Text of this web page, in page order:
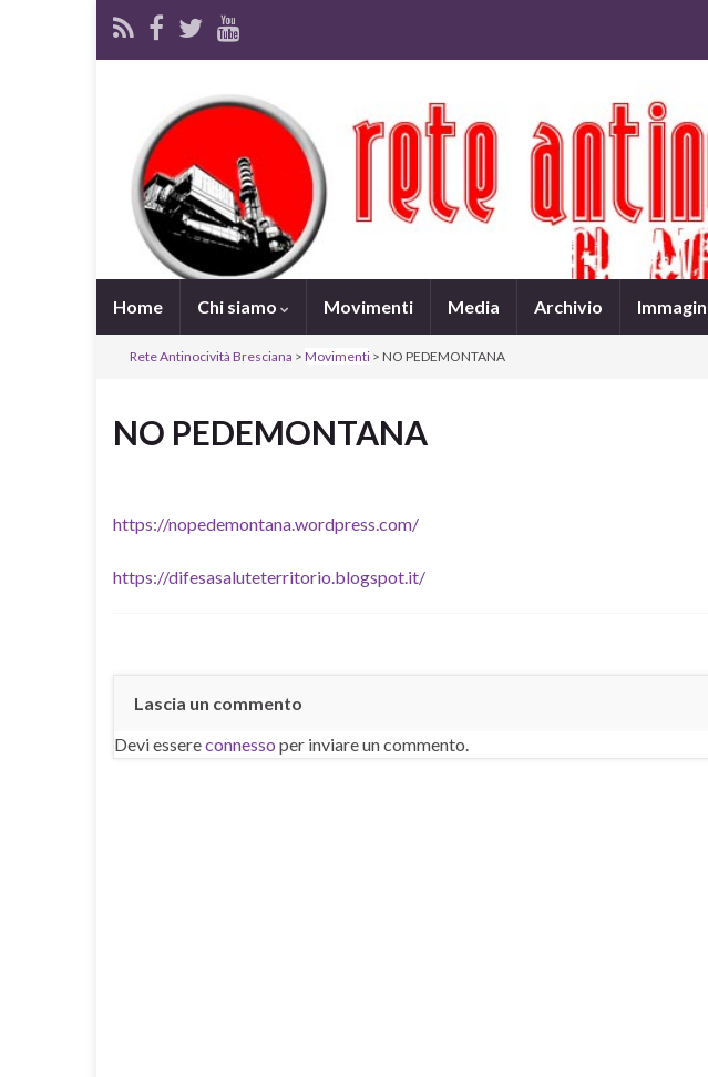
Home Chi siamo Movimenti Media Archivio
Rete Antinocività Bresciana > Movimenti > NO PEDEMONTANA
NO PEDEMONTANA
https://nopedemontana.wordpress.com/
https://difesasaluteterritorio.blogspot.it/
Lascia un commento
Devi essereconnesso per inviare un commento.